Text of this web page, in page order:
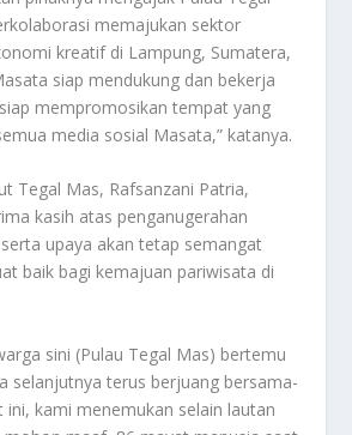
memajukan sektor
kreatif di Lampung, Sumatera,
siap mendukung dan bekerja
mempromosikan tempat yang
media sosial Masata,” katanya.
Tegal Mas, Rafsanzani Patria,
kasih atas penganugerahan
upaya akan tetap semangat
baik bagi kemajuan pariwisata di
sini (Pulau Tegal Mas) bertemu
selanjutnya terus berjuang bersama-
ini, kami menemukan selain lautan